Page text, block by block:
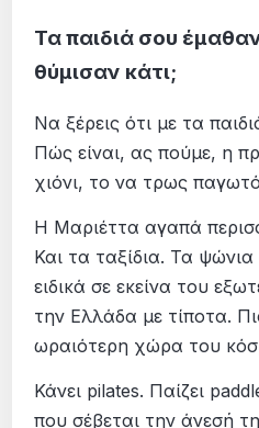
Τα παιδιά σου
θύμισαν κάτι;
Να ξέρεις ότι με τα
Πώς είναι, ας πούμε, η
χιόνι, το να τρως
Η Μαριέττα αγαπά
Και τα ταξίδια. Τα
ειδικά σε εκείνα του
την Ελλάδα με τίποτα.
ωραιότερη χώρα του
Κάνει pilates. Παίζει
που σέβεται την άνεσή